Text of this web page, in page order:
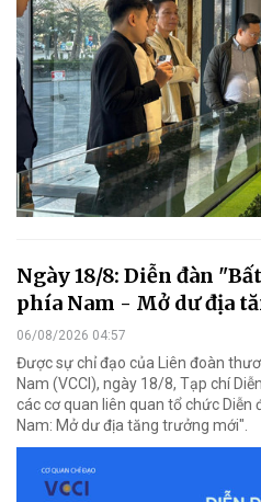
Ngày 18/8: Diễn đàn
phía Nam - Mở dư địa
06/08/2026 04:57
Được sự chỉ đạo của Liên đoàn
Nam (VCCI), ngày 18/8, Tạp chí
các cơ quan liên quan tổ chức Diễn
Nam: Mở dư địa tăng trưởng mới".